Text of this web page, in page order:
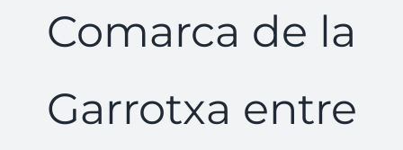
Comarca de la
Garrotxa entre